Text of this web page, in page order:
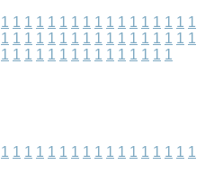
1 1 1 1 1 1 1 1 1 1 1 1 1 1 1 1 1
1 1 1 1 1 1 1 1 1 1 1 1 1 1 1 1 1
1 1 1 1 1 1 1 1 1 1 1 1 1 1 1
1 1 1 1 1 1 1 1 1 1 1 1 1 1 1 1 1